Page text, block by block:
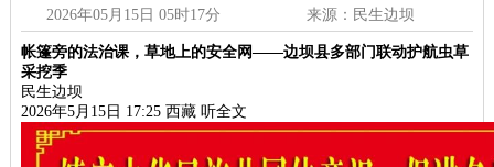
2026年05月15日 05时17分 来源：民生边坝
帐篷旁的法治课，草地上的安全网——边坝县多部门联动护航虫草
采挖季
民生边坝
2026年5月15日 17:25 西藏 听全文